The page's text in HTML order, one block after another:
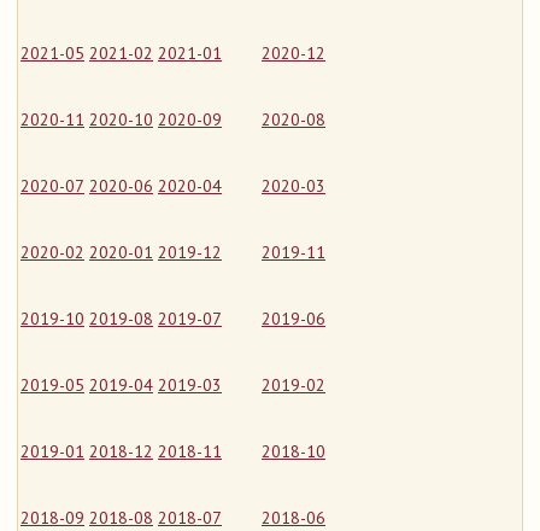
2021-05 2021-02 2021-01 2020-12
2020-11 2020-10 2020-09 2020-08
2020-07 2020-06 2020-04 2020-03
2020-02 2020-01 2019-12 2019-11
2019-10 2019-08 2019-07 2019-06
2019-05 2019-04 2019-03 2019-02
2019-01 2018-12 2018-11 2018-10
2018-09 2018-08 2018-07 2018-06